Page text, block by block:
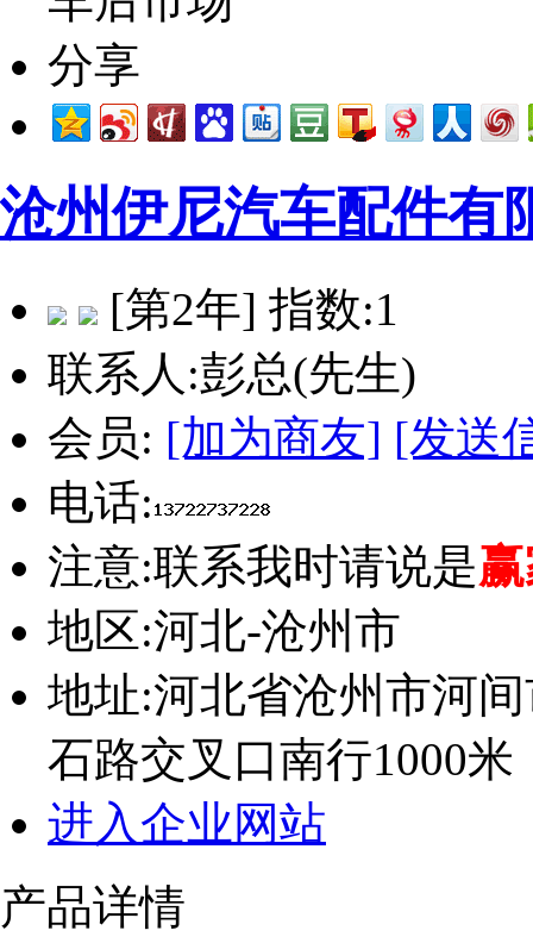
沧州伊尼汽车配件有
[第2年] 指数:1
联系人:彭总(先生)
会员: [加为商友] [发送
电话:
注意:联系我时请说是
地区:河北-沧州市
地址:河北省沧州市河
石路交叉口南行1000米
进入企业网站
产品详情